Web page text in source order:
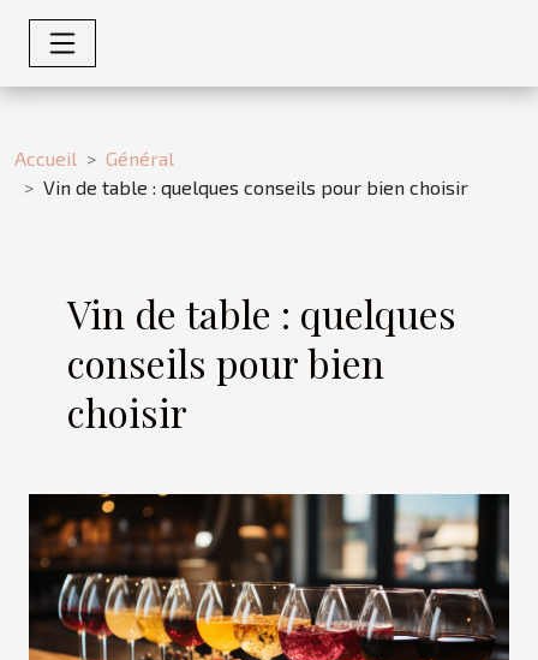
Accueil
Général
Vin de table : quelques conseils pour bien choisir
Vin de table : quelques
conseils pour bien
choisir